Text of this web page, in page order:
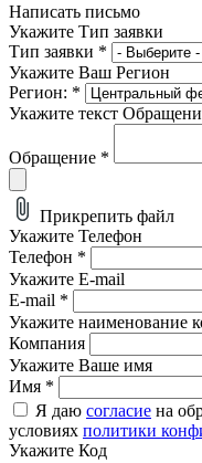
Написать письмо
Укажите Тип заявки
Тип заявки *
Укажите Ваш Регион
Регион: *
Укажите текст
Обращение *
Прикрепить файл
Укажите Телефон
Телефон *
Укажите E-mail
E-mail *
Укажите наименование
Компания
Укажите Ваше имя
Имя *
Я даю согласие на
условиях политики
Укажите Код